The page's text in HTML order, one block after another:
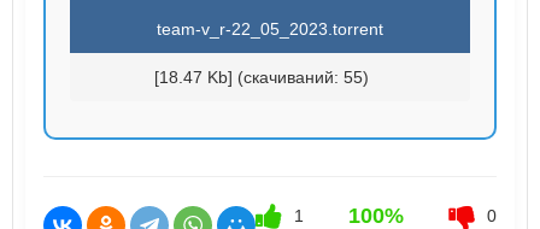
team-v_r-22_05_2023.torrent
[18.47 Kb] (cкачиваний: 55)
1 100% 0